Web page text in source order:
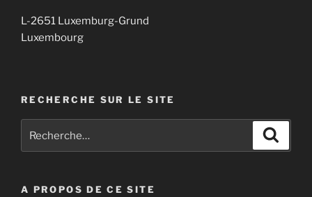
L-2651 Luxemburg-Grund
Luxembourg
RECHERCHE SUR LE SITE
pour
A PROPOS DE CE SITE